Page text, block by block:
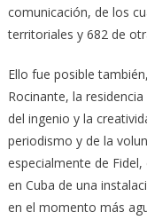
comunicación, de los
territoriales y 682 de
Ello fue posible
Rocinante, la
del ingenio y la
periodismo y de la
especialmente de
en Cuba de una
en el momento más